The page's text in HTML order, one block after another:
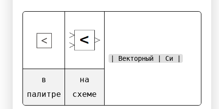
| Векторный | Си |
в
палитре
на
схеме